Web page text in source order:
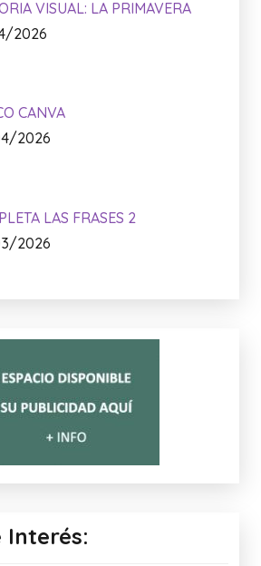
VISUAL: LA PRIMAVERA
2026
CANVA
2026
LAS FRASES 2
2026
Interés: